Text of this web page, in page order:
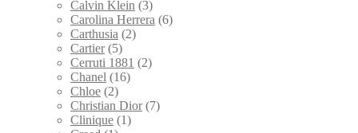
Calvin Klein (3)
Carolina Herrera (6)
Carthusia (2)
Cartier (5)
Cerruti 1881 (2)
Chanel (16)
Chloe (2)
Christian Dior (7)
Clinique (1)